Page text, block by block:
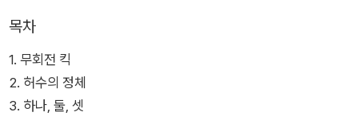
내면의 고민을 진솔하게 마주하는 가운데, 수수께끼 같은 세상 속
에서 자신만의 해답을 찾아 나가는 어린이들의 이야기다. 실험적
인 서사 구성과 시점 변화를 통해 읽는 맛이 돋보이는 작품 여덟
편을 엮은 동화집으로, 진심을 다하며 삶의 주인공으로 거듭나는
목차
1. 무회전 킥
2. 허수의 정체
3. 하나, 둘, 셋